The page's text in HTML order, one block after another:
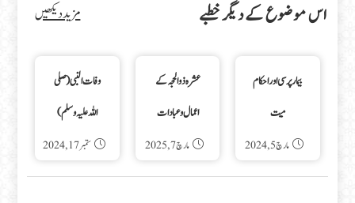
اس موضوع کے دیگر خطبے مزید دیکھیں
بیمار پرسی اور احکام
میت
مارچ 5, 2024
عشرہ ذوالحجہ کے
اعمال و عبادات
مارچ 7, 2025
وفات النبی(صلی
اللہ علیہ وسلم)
ستمبر 17, 2024